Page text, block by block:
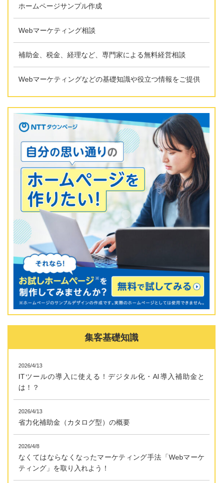
ホームページサンプル作成
Webマーケティング相談
補助金、税金、経理など、専門家による無料経営相談
Webマーケティングなどの基礎知識や役立つ情報をご提供
集客基礎知識
2026/4/13
ITツールの導入に使える！デジタル化・AI導入補助金と
は！？
2026/4/13
省力化補助金（カタログ型）の概要
2026/4/8
なくてはならなくなったマーケティング手法「Webマーケ
ティング」を取り入れよう！